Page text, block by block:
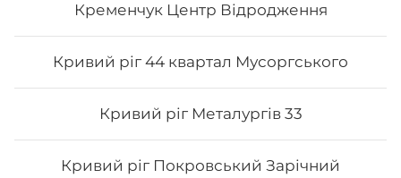
Кременчук Центр Відродження
Кривий ріг 44 квартал Мусоргського
Кривий ріг Металургів 33
Кривий ріг Покровський Зарічний
257